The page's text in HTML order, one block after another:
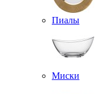
Пиалы
Миски